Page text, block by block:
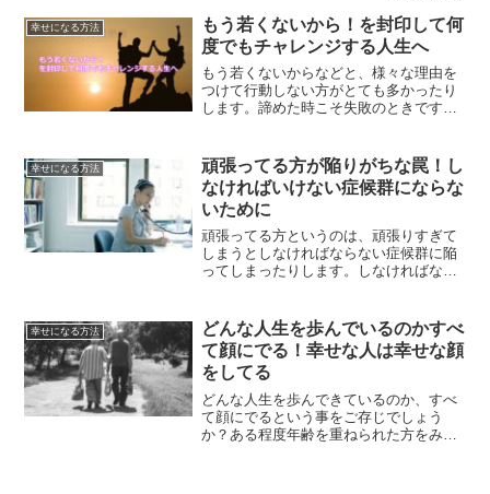
幸せになる方法
もう若くないから！を封印して何
度でもチャレンジする人生へ
もう若くないからなどと、様々な理由を
つけて行動しない方がとても多かったり
します。諦めた時こそ失敗のときです。
ことができる人生の作り方です。
幸せになる方法
頑張ってる方が陥りがちな罠！し
なければいけない症候群にならな
いために
頑張ってる方というのは、頑張りすぎて
しまうとしなければならない症候群に陥
ってしまったりします。しなければなら
す。
幸せになる方法
どんな人生を歩んでいるのかすべ
て顔にでる！幸せな人は幸せな顔
をしてる
どんな人生を歩んできているのか、すべ
て顔にでるという事をご存じでしょう
か？ある程度年齢を重ねられた方をみて